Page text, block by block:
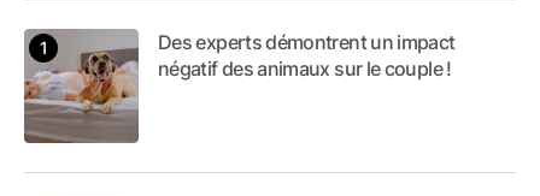
Des experts démontrent un impact
négatif des animaux sur le couple !